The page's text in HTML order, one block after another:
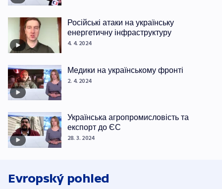
Російські атаки на українську
енергетичну інфраструктуру
4. 4. 2024
Медики на українському фронті
2. 4. 2024
Українська агропромисловість та
експорт до ЄС
28. 3. 2024
Evropský pohled